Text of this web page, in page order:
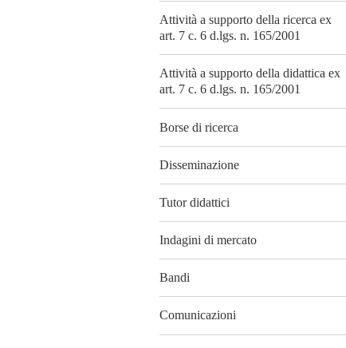
Attività a supporto della ricerca ex
art. 7 c. 6 d.lgs. n. 165/2001
Attività a supporto della didattica ex
art. 7 c. 6 d.lgs. n. 165/2001
Borse di ricerca
Disseminazione
Tutor didattici
Indagini di mercato
Bandi
Comunicazioni